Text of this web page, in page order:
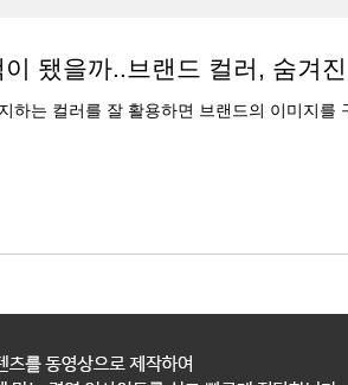
됐을까..브랜드 컬러, 숨겨
하는 컬러를 잘 활용하면 브랜드의 이미지를